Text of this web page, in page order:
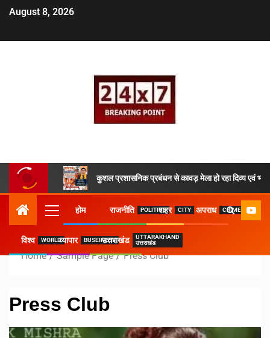
August 8, 2026
कुशल प्रशासनिक प्रबंधन से कावड़ मेला हो रहा दिव्य एवं भव्य
होम राजनीति POLITICSशहर CITY अपराध CRIME
विश्व WORLDव्यापार BUSEINESSउत्तराखंड
UTTARAKHAND
उत्तराखंड
Home Sample Page Press Club
Press Club